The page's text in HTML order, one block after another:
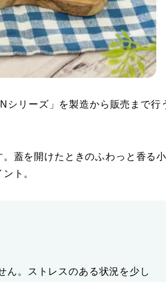
シリーズ」を製造から販売まで行
。蓋を開けたときのふわっと香る
ト。
ん。ストレスのある状況を少し